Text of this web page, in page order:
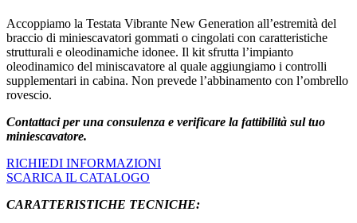
Accoppiamo la Testata Vibrante New Generation all’estremità del
braccio di miniescavatori gommati o cingolati con caratteristiche
strutturali e oleodinamiche idonee. Il kit sfrutta l’impianto
oleodinamico del miniscavatore al quale aggiungiamo i controlli
supplementari in cabina. Non prevede l’abbinamento con l’ombrello
rovescio.
Contattaci per una consulenza e verificare la fattibilità sul tuo
miniescavatore.
RICHIEDI INFORMAZIONI
SCARICA IL CATALOGO
CARATTERISTICHE TECNICHE: